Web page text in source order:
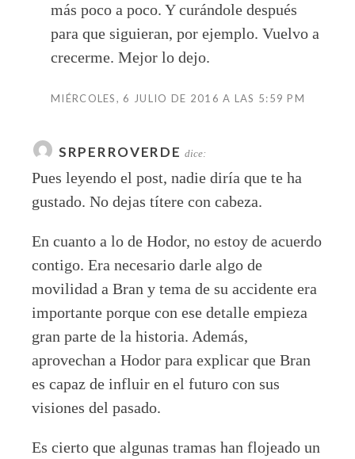
más poco a poco. Y curándole después
para que siguieran, por ejemplo. Vuelvo a
crecerme. Mejor lo dejo.
MIÉRCOLES, 6 JULIO DE 2016 A LAS 5:59 PM
SRPERROVERDE dice:
Pues leyendo el post, nadie diría que te ha
gustado. No dejas títere con cabeza.
En cuanto a lo de Hodor, no estoy de acuerdo
contigo. Era necesario darle algo de
movilidad a Bran y tema de su accidente era
importante porque con ese detalle empieza
gran parte de la historia. Además,
aprovechan a Hodor para explicar que Bran
es capaz de influir en el futuro con sus
visiones del pasado.
Es cierto que algunas tramas han flojeado un